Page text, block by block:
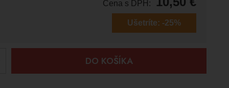
Cena s DPH:
Ušetríte: -25%
DO KOŠÍKA